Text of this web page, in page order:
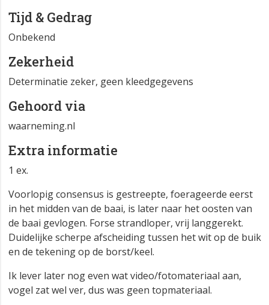
Tijd & Gedrag
Onbekend
Zekerheid
Determinatie zeker, geen kleedgegevens
Gehoord via
waarneming.nl
Extra informatie
1 ex.
Voorlopig consensus is gestreepte, foerageerde eerst
in het midden van de baai, is later naar het oosten van
de baai gevlogen. Forse strandloper, vrij langgerekt.
Duidelijke scherpe afscheiding tussen het wit op de buik
en de tekening op de borst/keel.
Ik lever later nog even wat video/fotomateriaal aan,
vogel zat wel ver, dus was geen topmateriaal.